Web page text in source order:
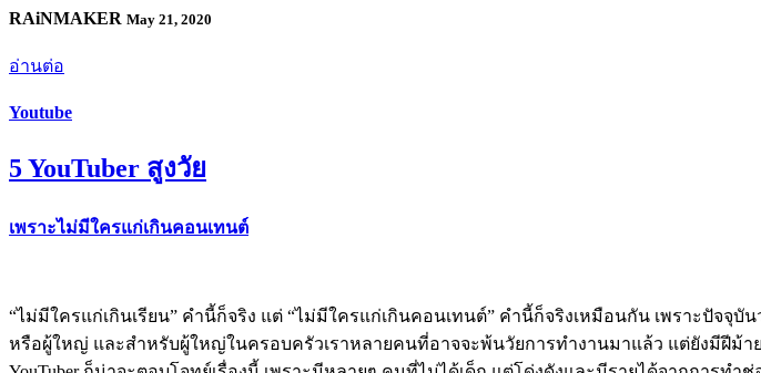
RAiNMAKER May 21, 2020
อ่านต่อ
Youtube
5 YouTuber สูงวัย
เพราะไม่มีใครแก่เกินคอนเทนต์
“ไม่มีใครแก่เกินเรียน” คำนี้ก็จริง แต่ “ไม่มีใครแก่เกินคอนเทนต์” คำนี้ก็จริงเหมือนกัน เพราะปัจจุบั
หรือผู้ใหญ่ และสำหรับผู้ใหญ่ในครอบครัวเราหลายคนที่อาจจะพ้นวัยการทำงานมาแล้ว แต่ยังมีฝีม้